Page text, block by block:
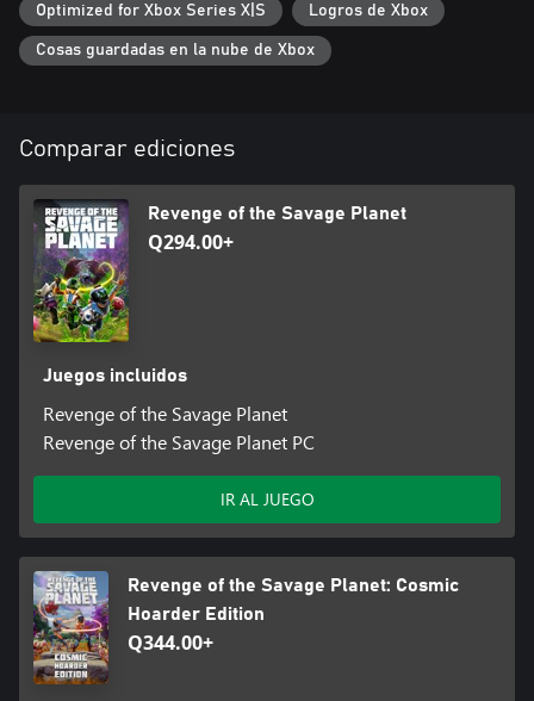
Optimized for Xbox Series X|S Logros de Xbox
Cosas guardadas en la nube de Xbox
Comparar ediciones
Revenge of the Savage Planet
Q294.00+
Juegos incluidos
Revenge of the Savage Planet
Revenge of the Savage Planet PC
IR AL JUEGO
Revenge of the Savage Planet: Cosmic
Hoarder Edition
Q344.00+